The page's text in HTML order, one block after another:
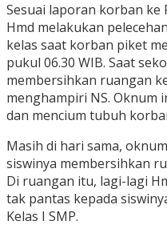
Sesuai laporan korban
Hmd melakukan
kelas saat korban piket
pukul 06.30 WIB. Saat
membersihkan ruangan
menghampiri NS. Oknum
dan mencium tubuh
Masih di hari sama,
siswinya membersihkan
Di ruangan itu, lagi-lagi
tak pantas kepada
Kelas I SMP.